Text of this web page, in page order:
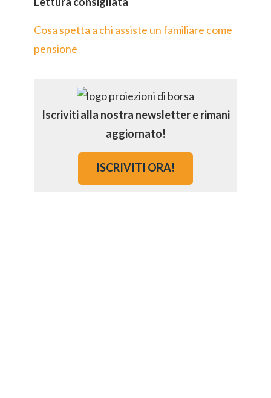
Cosa spetta a chi assiste un familiare come
pensione
Iscriviti alla nostra newsletter e rimani
aggiornato!
ISCRIVITI ORA!